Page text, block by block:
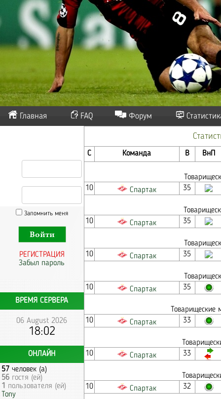
Главная FAQ Форум
Запомнить меня
РЕГИСТРАЦИЯ
Забыл пароль
ВРЕМЯ СЕРВЕРА
06 August 2026
18:02
ОНЛАЙН
57 человек (а)
56 гостя (ей)
1 пользователя (ей)
Tony
С Команда В ВнП
10
Спартак 35
10
Спартак 35
10
Спартак 35
10
Спартак 35
10
Спартак 33
10
Спартак 33
10
Спартак 32